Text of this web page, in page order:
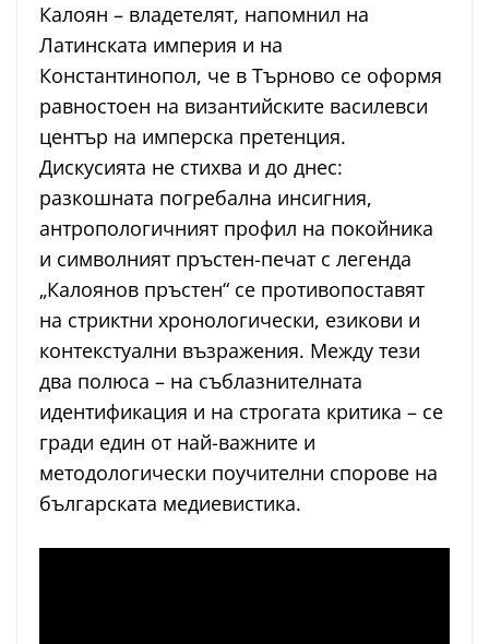
Калоян – владетелят, напомнил на
Латинската империя и на
Константинопол, че в Търново се оформя
равностоен на византийските василевси
център на имперска претенция.
Дискусията не стихва и до днес:
разкошната погребална инсигния,
антропологичният профил на покойника
и символният пръстен-печат с легенда
„Калоянов пръстен“ се противопоставят
на стриктни хронологически, езикови и
контекстуални възражения. Между тези
два полюса – на съблазнителната
идентификация и на строгата критика – се
гради един от най-важните и
методологически поучителни спорове на
българската медиевистика.